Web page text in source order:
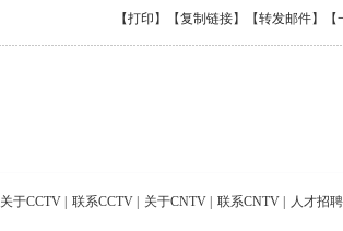
【打印 】【复制链接】【转发邮件】
关于CCTV 联系CCTV 关于CNTV 联系CNTV 人才招聘